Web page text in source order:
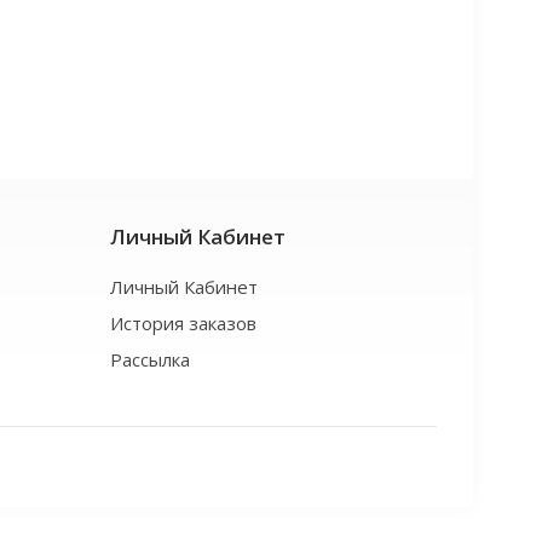
Личный Кабинет
Личный Кабинет
История заказов
Рассылка